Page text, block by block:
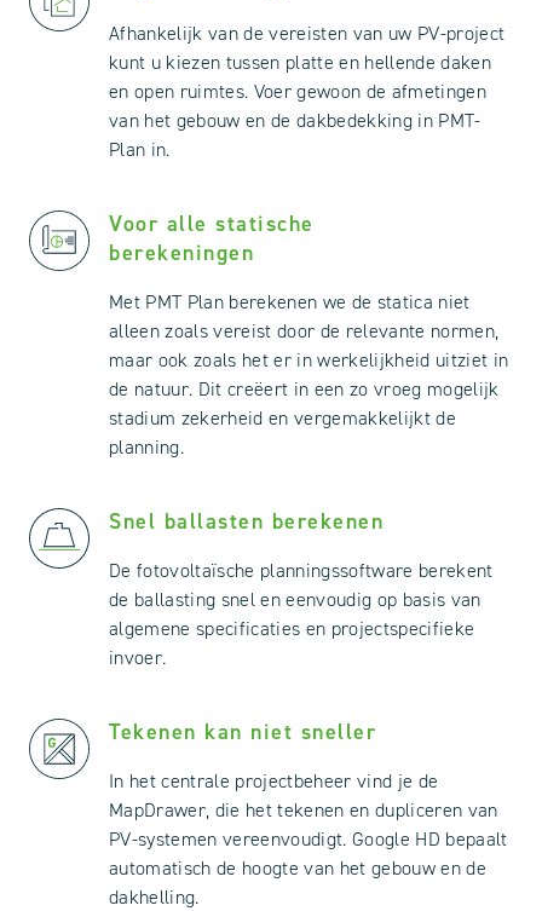
Afhankelijk van de vereisten van uw PV-project
kunt u kiezen tussen platte en hellende daken
en open ruimtes. Voer gewoon de afmetingen
van het gebouw en de dakbedekking in PMT-
Plan in.
Voor alle statische
berekeningen
Met PMT Plan berekenen we de statica niet
alleen zoals vereist door de relevante normen,
maar ook zoals het er in werkelijkheid uitziet in
de natuur. Dit creëert in een zo vroeg mogelijk
stadium zekerheid en vergemakkelijkt de
planning.
Snel ballasten berekenen
De fotovoltaïsche planningssoftware berekent
de ballasting snel en eenvoudig op basis van
algemene specificaties en projectspecifieke
invoer.
Tekenen kan niet sneller
In het centrale projectbeheer vind je de
MapDrawer, die het tekenen en dupliceren van
PV-systemen vereenvoudigt. Google HD bepaalt
automatisch de hoogte van het gebouw en de
dakhelling.